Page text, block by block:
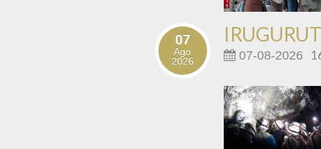
07
Ago
2026
07-08-2026